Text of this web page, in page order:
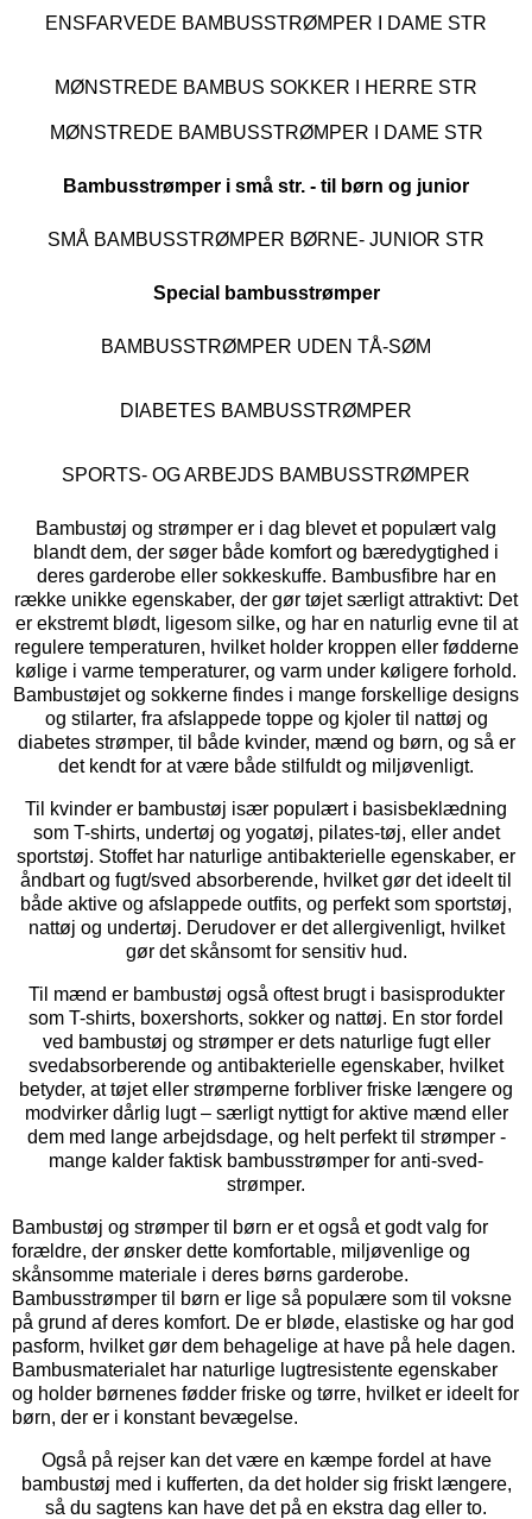
ENSFARVEDE BAMBUSSTRØMPER I DAME STR
MØNSTREDE BAMBUS SOKKER I HERRE STR
MØNSTREDE BAMBUSSTRØMPER I DAME STR
Bambusstrømper i små str. - til børn og junior
SMÅ BAMBUSSTRØMPER BØRNE- JUNIOR STR
Special bambusstrømper
BAMBUSSTRØMPER UDEN TÅ-SØM
DIABETES BAMBUSSTRØMPER
SPORTS- OG ARBEJDS BAMBUSSTRØMPER
Bambustøj og strømper er i dag blevet et populært valg
blandt dem, der søger både komfort og bæredygtighed i
deres garderobe eller sokkeskuffe. Bambusfibre har en
række unikke egenskaber, der gør tøjet særligt attraktivt: Det
er ekstremt blødt, ligesom silke, og har en naturlig evne til at
regulere temperaturen, hvilket holder kroppen eller fødderne
kølige i varme temperaturer, og varm under køligere forhold.
Bambustøjet og sokkerne findes i mange forskellige designs
og stilarter, fra afslappede toppe og kjoler til nattøj og
diabetes strømper, til både kvinder, mænd og børn, og så er
det kendt for at være både stilfuldt og miljøvenligt.
Til kvinder er bambustøj især populært i basisbeklædning
som T-shirts, undertøj og yogatøj, pilates-tøj, eller andet
sportstøj. Stoffet har naturlige antibakterielle egenskaber, er
åndbart og fugt/sved absorberende, hvilket gør det ideelt til
både aktive og afslappede outfits, og perfekt som sportstøj,
nattøj og undertøj. Derudover er det allergivenligt, hvilket
gør det skånsomt for sensitiv hud.
Til mænd er bambustøj også oftest brugt i basisprodukter
som T-shirts, boxershorts, sokker og nattøj. En stor fordel
ved bambustøj og strømper er dets naturlige fugt eller
svedabsorberende og antibakterielle egenskaber, hvilket
betyder, at tøjet eller strømperne forbliver friske længere og
modvirker dårlig lugt – særligt nyttigt for aktive mænd eller
dem med lange arbejdsdage, og helt perfekt til strømper -
mange kalder faktisk bambusstrømper for anti-sved-
strømper.
Bambustøj og strømper til børn er et også et godt valg for
forældre, der ønsker dette komfortable, miljøvenlige og
skånsomme materiale i deres børns garderobe.
Bambusstrømper til børn er lige så populære som til voksne
på grund af deres komfort. De er bløde, elastiske og har god
pasform, hvilket gør dem behagelige at have på hele dagen.
Bambusmaterialet har naturlige lugtresistente egenskaber
og holder børnenes fødder friske og tørre, hvilket er ideelt for
børn, der er i konstant bevægelse.
Også på rejser kan det være en kæmpe fordel at have
bambustøj med i kufferten, da det holder sig friskt længere,
så du sagtens kan have det på en ekstra dag eller to.